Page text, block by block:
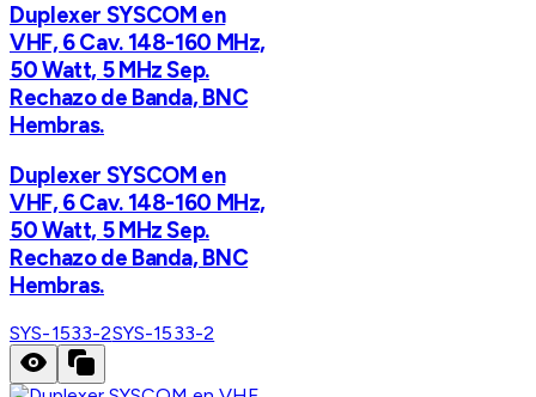
Duplexer SYSCOM en
VHF, 6 Cav. 148-160 MHz,
50 Watt, 5 MHz Sep.
Rechazo de Banda, BNC
Hembras.
Duplexer SYSCOM en
VHF, 6 Cav. 148-160 MHz,
50 Watt, 5 MHz Sep.
Rechazo de Banda, BNC
Hembras.
SYS-1533-2SYS-1533-2